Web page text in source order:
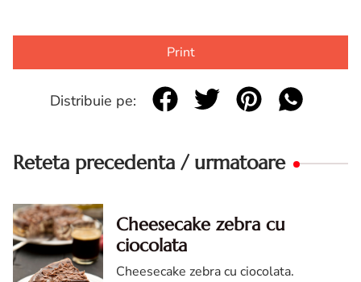
Print
Distribuie pe:
Reteta precedenta / urmatoare
Cheesecake zebra cu
ciocolata
Cheesecake zebra cu ciocolata.